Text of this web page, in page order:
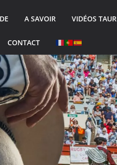
A SAVOIR VIDÉOS
CONTACT